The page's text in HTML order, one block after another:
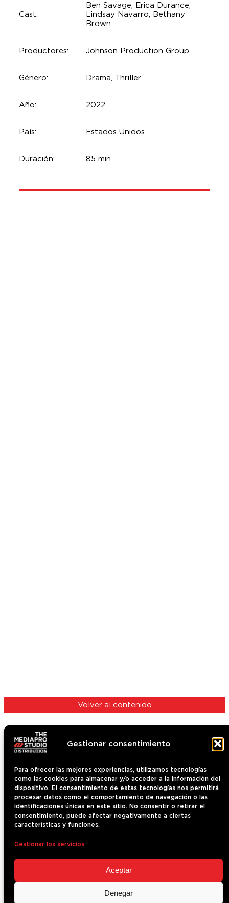
Gestionar consentimiento
Para ofrecer las mejores experiencias, utilizamos tecnologías
como las cookies para almacenar y/o acceder a la información del
dispositivo. El consentimiento de estas tecnologías nos permitirá
procesar datos como el comportamiento de navegación o las
identificaciones únicas en este sitio. No consentir o retirar el
consentimiento, puede afectar negativamente a ciertas
características y funciones.
Gestionar los servicios
Aceptar
Denegar
Cast:
Ben Savage, Erica Durance,
Lindsay Navarro, Bethany
Brown
Productores: Johnson Production Group
Género: Drama, Thriller
Año: 2022
País: Estados Unidos
Duración: 85 min
Volver al contenido
Contenido
Quiénes somos
Contacto
Noticias
Aviso Legal
Política de cookies
Ética y compliance
Política de privacidad